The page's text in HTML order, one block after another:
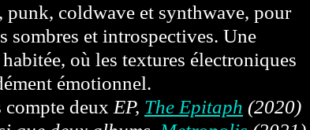
punk, coldwave et synthwave, pour
sombres et introspectives. Une
où les textures électroniques
émotionnel.
deux EP, The Epitaph (2020)